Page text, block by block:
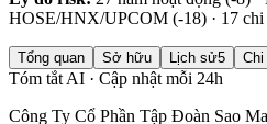
HOSE/HNX/UPCOM (-18) · 17 chi
Tổng quan Sở hữu Lịch sử5 Chi
Tóm tắt AI · Cập nhật mỗi 24h
Công Ty Cổ Phần Tập Đoàn Sao